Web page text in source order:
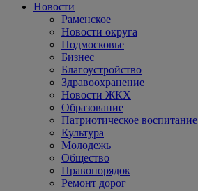
Новости
Раменское
Новости округа
Подмосковье
Бизнес
Благоустройство
Здравоохранение
Новости ЖКХ
Образование
Патриотическое воспитание
Культура
Молодежь
Общество
Правопорядок
Ремонт дорог